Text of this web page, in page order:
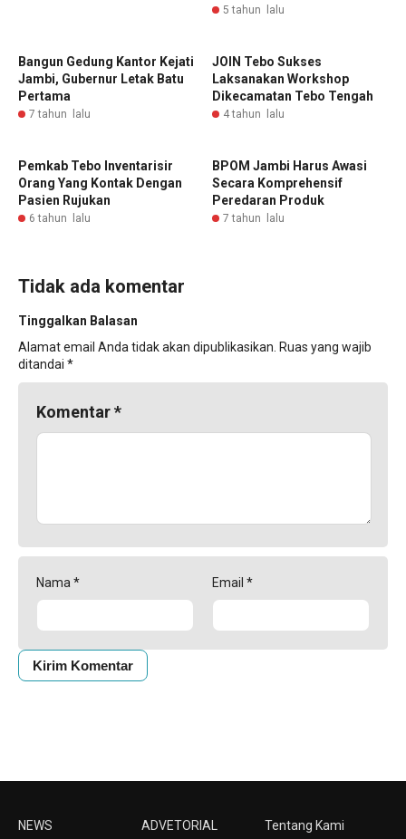
5 tahun lalu
Bangun Gedung Kantor Kejati
Jambi, Gubernur Letak Batu
Pertama
7 tahun lalu
JOIN Tebo Sukses
Laksanakan Workshop
Dikecamatan Tebo Tengah
4 tahun lalu
Pemkab Tebo Inventarisir
Orang Yang Kontak Dengan
Pasien Rujukan
6 tahun lalu
BPOM Jambi Harus Awasi
Secara Komprehensif
Peredaran Produk
7 tahun lalu
Tidak ada komentar
Tinggalkan Balasan
Alamat email Anda tidak akan dipublikasikan. Ruas yang wajib
ditandai *
Komentar*
Nama * Email *
NEWS ADVETORIAL Tentang Kami